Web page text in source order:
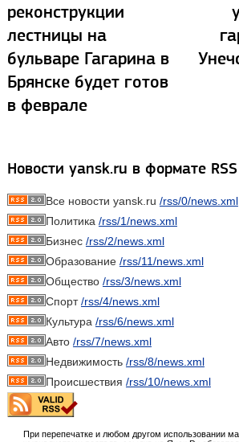
реконструкции
лестницы на
бульваре Гагарина в
Брянске будет готов
в феврале
Новости yansk.ru в формате RSS
Все новости yansk.ru /rss/0/news.xml
Политика /rss/1/news.xml
Бизнес /rss/2/news.xml
Образование /rss/11/news.xml
Общество /rss/3/news.xml
Спорт/rss/4/news.xml
Культура /rss/6/news.xml
Авто /rss/7/news.xml
Недвижимость /rss/8/news.xml
Происшествия /rss/10/news.xml
При перепечатке и любом другом использовании